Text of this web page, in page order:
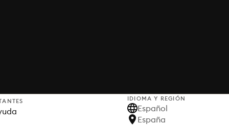
IDIOMA Y REGIÓN
Español
España